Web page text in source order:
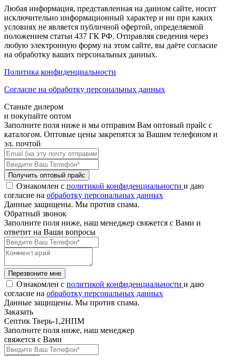
Любая информация, представленная на данном сайте, носит
исключительно информационный характер и ни при каких
условиях не является публичной офертой, определяемой
положением статьи 437 ГК РФ. Отправляя сведения через
любую электронную форму на этом сайте, вы даёте согласие
на обработку ваших персональных данных.
Политика конфиденциальности
Cогласие на обработку персональных данных
Станьте дилером
и покупайте оптом
Заполните поля ниже и мы отправим Вам оптовый прайс с
каталогом. Оптовые цены закрепятся за Вашим телефоном и
эл. почтой
Получить оптовый прайс
Ознакомлен с политикой конфиденциальности и даю
согласие на обработку персональных данных
Данные защищены. Мы против спама.
Обратный звонок
Заполните поля ниже, наш менеджер свяжется с Вами и
ответит на Ваши вопросы
Перезвоните мне
Ознакомлен с политикой конфиденциальности и даю
согласие на обработку персональных данных
Данные защищены. Мы против спама.
Заказать
Септик Тверь-1,2НПМ
Заполните поля ниже, наш менеджер
свяжется с Вами